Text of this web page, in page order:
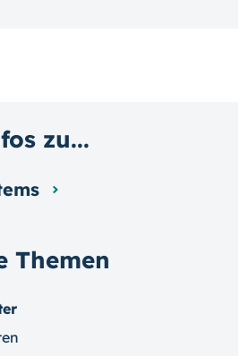
Themen
zu...